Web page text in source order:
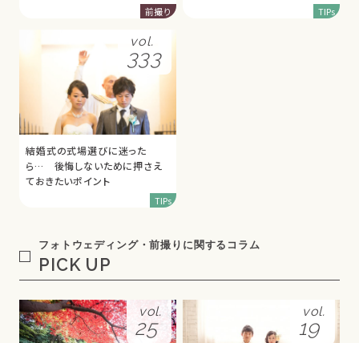
前撮り TIPs
vol.
333
結婚式の式場選びに迷った
ら… 後悔しないために押さえ
ておきたいポイント
TIPs
フォトウェディング・前撮りに関するコラム
PICK UP
vol.
25
vol.
19